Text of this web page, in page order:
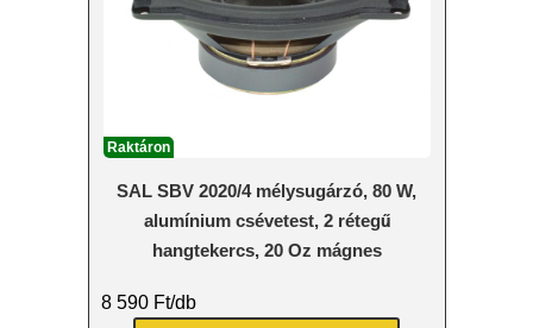
Raktáron
SAL SBV 2020/4 mélysugárzó, 80 W,
alumínium csévetest, 2 rétegű
hangtekercs, 20 Oz mágnes
8 590 Ft/db